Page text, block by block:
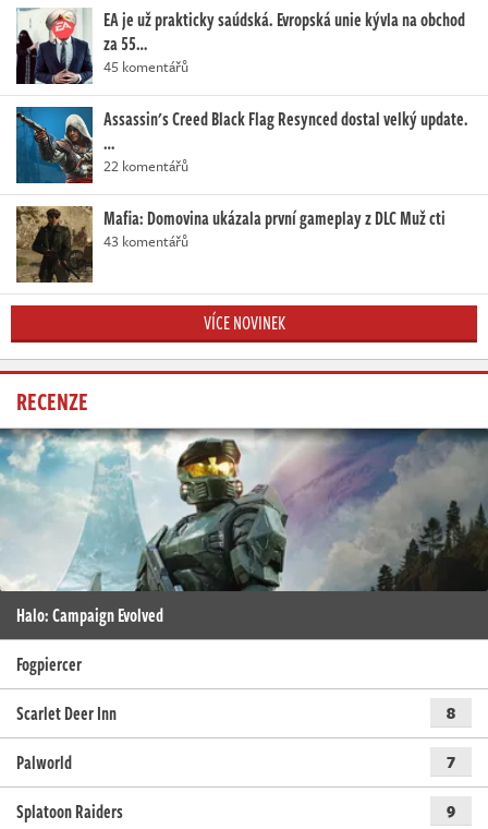
EA je už prakticky saúdská. Evropská unie kývla na obchod
za 55…
45 komentářů
Assassin's Creed Black Flag Resynced dostal velký update.
…
22 komentářů
Mafia: Domovina ukázala první gameplay z DLC Muž cti
43 komentářů
VÍCE NOVINEK
RECENZE
Halo: Campaign Evolved
Fogpiercer
Scarlet Deer Inn
8
Palworld 7
Splatoon Raiders 9